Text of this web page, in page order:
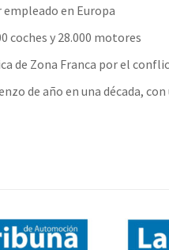
empleado en Europa
coches y 28.000 motores
de Zona Franca por el
de año en una década,